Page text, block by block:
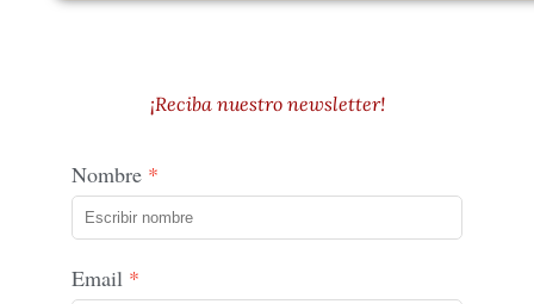
¡Reciba nuestro newsletter!
Nombre
Email